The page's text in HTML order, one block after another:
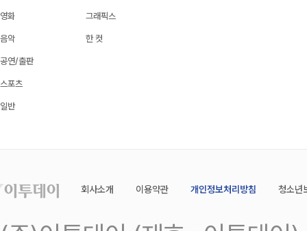
영화
음악
공연/출판
스포츠
일반
그래픽스
한 컷
회사소개 이용약관 개인정보처리방침 청소년